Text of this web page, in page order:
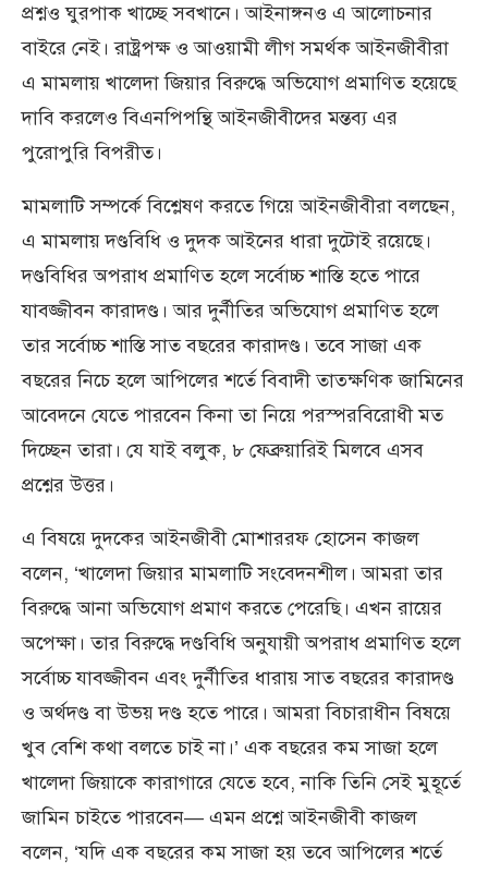
প্রশ্নও ঘুরপাক খাচ্ছে সবখানে। আইনাঙ্গনও এ আলোচনার
বাইরে নেই। রাষ্ট্রপক্ষ ও আওয়ামী লীগ সমর্থক আইনজীবীরা
এ মামলায় খালেদা জিয়ার বিরুদ্ধে অভিযোগ প্রমাণিত হয়েছে
দাবি করলেও বিএনপিপন্থি আইনজীবীদের মন্তব্য এর
পুরোপুরি বিপরীত।
মামলাটি সম্পর্কে বিশ্লেষণ করতে গিয়ে আইনজীবীরা বলছেন,
এ মামলায় দণ্ডবিধি ও দুদক আইনের ধারা দুটোই রয়েছে।
দণ্ডবিধির অপরাধ প্রমাণিত হলে সর্বোচ্চ শাস্তি হতে পারে
যাবজ্জীবন কারাদণ্ড। আর দুর্নীতির অভিযোগ প্রমাণিত হলে
তার সর্বোচ্চ শাস্তি সাত বছরের কারাদণ্ড। তবে সাজা এক
বছরের নিচে হলে আপিলের শর্তে বিবাদী তাত্ক্ষণিক জামিনের
আবেদনে যেতে পারবেন কিনা তা নিয়ে পরস্পরবিরোধী মত
দিচ্ছেন তারা। যে যাই বলুক, ৮ ফেব্রুয়ারিই মিলবে এসব
প্রশ্নের উত্তর।
এ বিষয়ে দুদকের আইনজীবী মোশাররফ হোসেন কাজল
বলেন, ‘খালেদা জিয়ার মামলাটি সংবেদনশীল। আমরা তার
বিরুদ্ধে আনা অভিযোগ প্রমাণ করতে পেরেছি। এখন রায়ের
অপেক্ষা। তার বিরুদ্ধে দণ্ডবিধি অনুযায়ী অপরাধ প্রমাণিত হলে
সর্বোচ্চ যাবজ্জীবন এবং দুর্নীতির ধারায় সাত বছরের কারাদণ্ড
ও অর্থদণ্ড বা উভয় দণ্ড হতে পারে। আমরা বিচারাধীন বিষয়ে
খুব বেশি কথা বলতে চাই না।’ এক বছরের কম সাজা হলে
খালেদা জিয়াকে কারাগারে যেতে হবে, নাকি তিনি সেই মুহূর্তে
জামিন চাইতে পারবেন— এমন প্রশ্নে আইনজীবী কাজল
বলেন, ‘যদি এক বছরের কম সাজা হয় তবে আপিলের শর্তে